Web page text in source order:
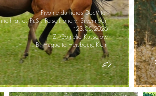
Pivoine du haras DocVita
a. d. Pr.St. Perserkrone v. Silvermoon
*23.05.2026
Z: Cornelia Kusserow
B: Huguette Heisbourg-Klein